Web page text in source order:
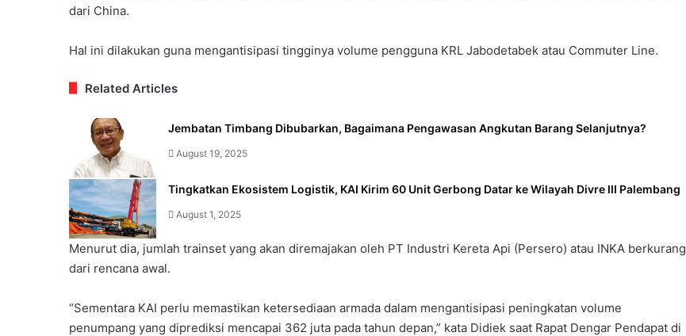
dari China.
Hal ini dilakukan guna mengantisipasi tingginya volume pengguna KRL Jabodetabek atau Commuter Line.
Related Articles
Jembatan Timbang Dibubarkan, Bagaimana Pengawasan Angkutan Barang Selanjutnya?
August 19, 2025
Tingkatkan Ekosistem Logistik, KAI Kirim 60 Unit Gerbong Datar ke Wilayah Divre III Palembang
August 1, 2025
Menurut dia, jumlah trainset yang akan diremajakan oleh PT Industri Kereta Api (Persero) atau INKA berkurang
dari rencana awal.
“Sementara KAI perlu memastikan ketersediaan armada dalam mengantisipasi peningkatan volume
penumpang yang diprediksi mencapai 362 juta pada tahun depan,” kata Didiek saat Rapat Dengar Pendapat di